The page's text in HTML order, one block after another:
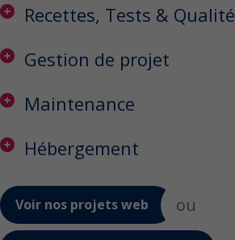
Recettes, Tests & Qualité
Gestion de projet
Maintenance
Hébergement
Voir nos projets web ou